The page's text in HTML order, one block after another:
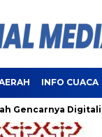
INFO CUACA
Digitalisasi